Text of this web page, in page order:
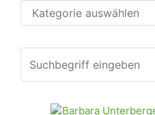
Kategorien